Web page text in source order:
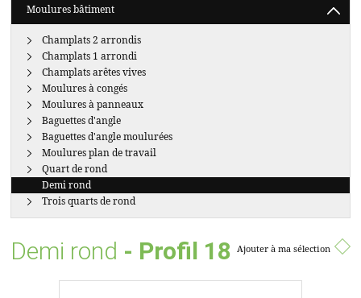
Moulures bâtiment
Champlats 2 arrondis
Champlats 1 arrondi
Champlats arêtes vives
Moulures à congés
Moulures à panneaux
Baguettes d'angle
Baguettes d'angle moulurées
Moulures plan de travail
Quart de rond
Demi rond
Trois quarts de rond
Demi rond - Profil 18 Ajouter à ma sélection